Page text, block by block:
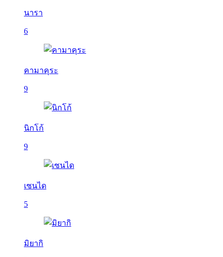
นารา
6
คามาคุระ
9
นิกโก้
9
เซนได
5
มิยากิ